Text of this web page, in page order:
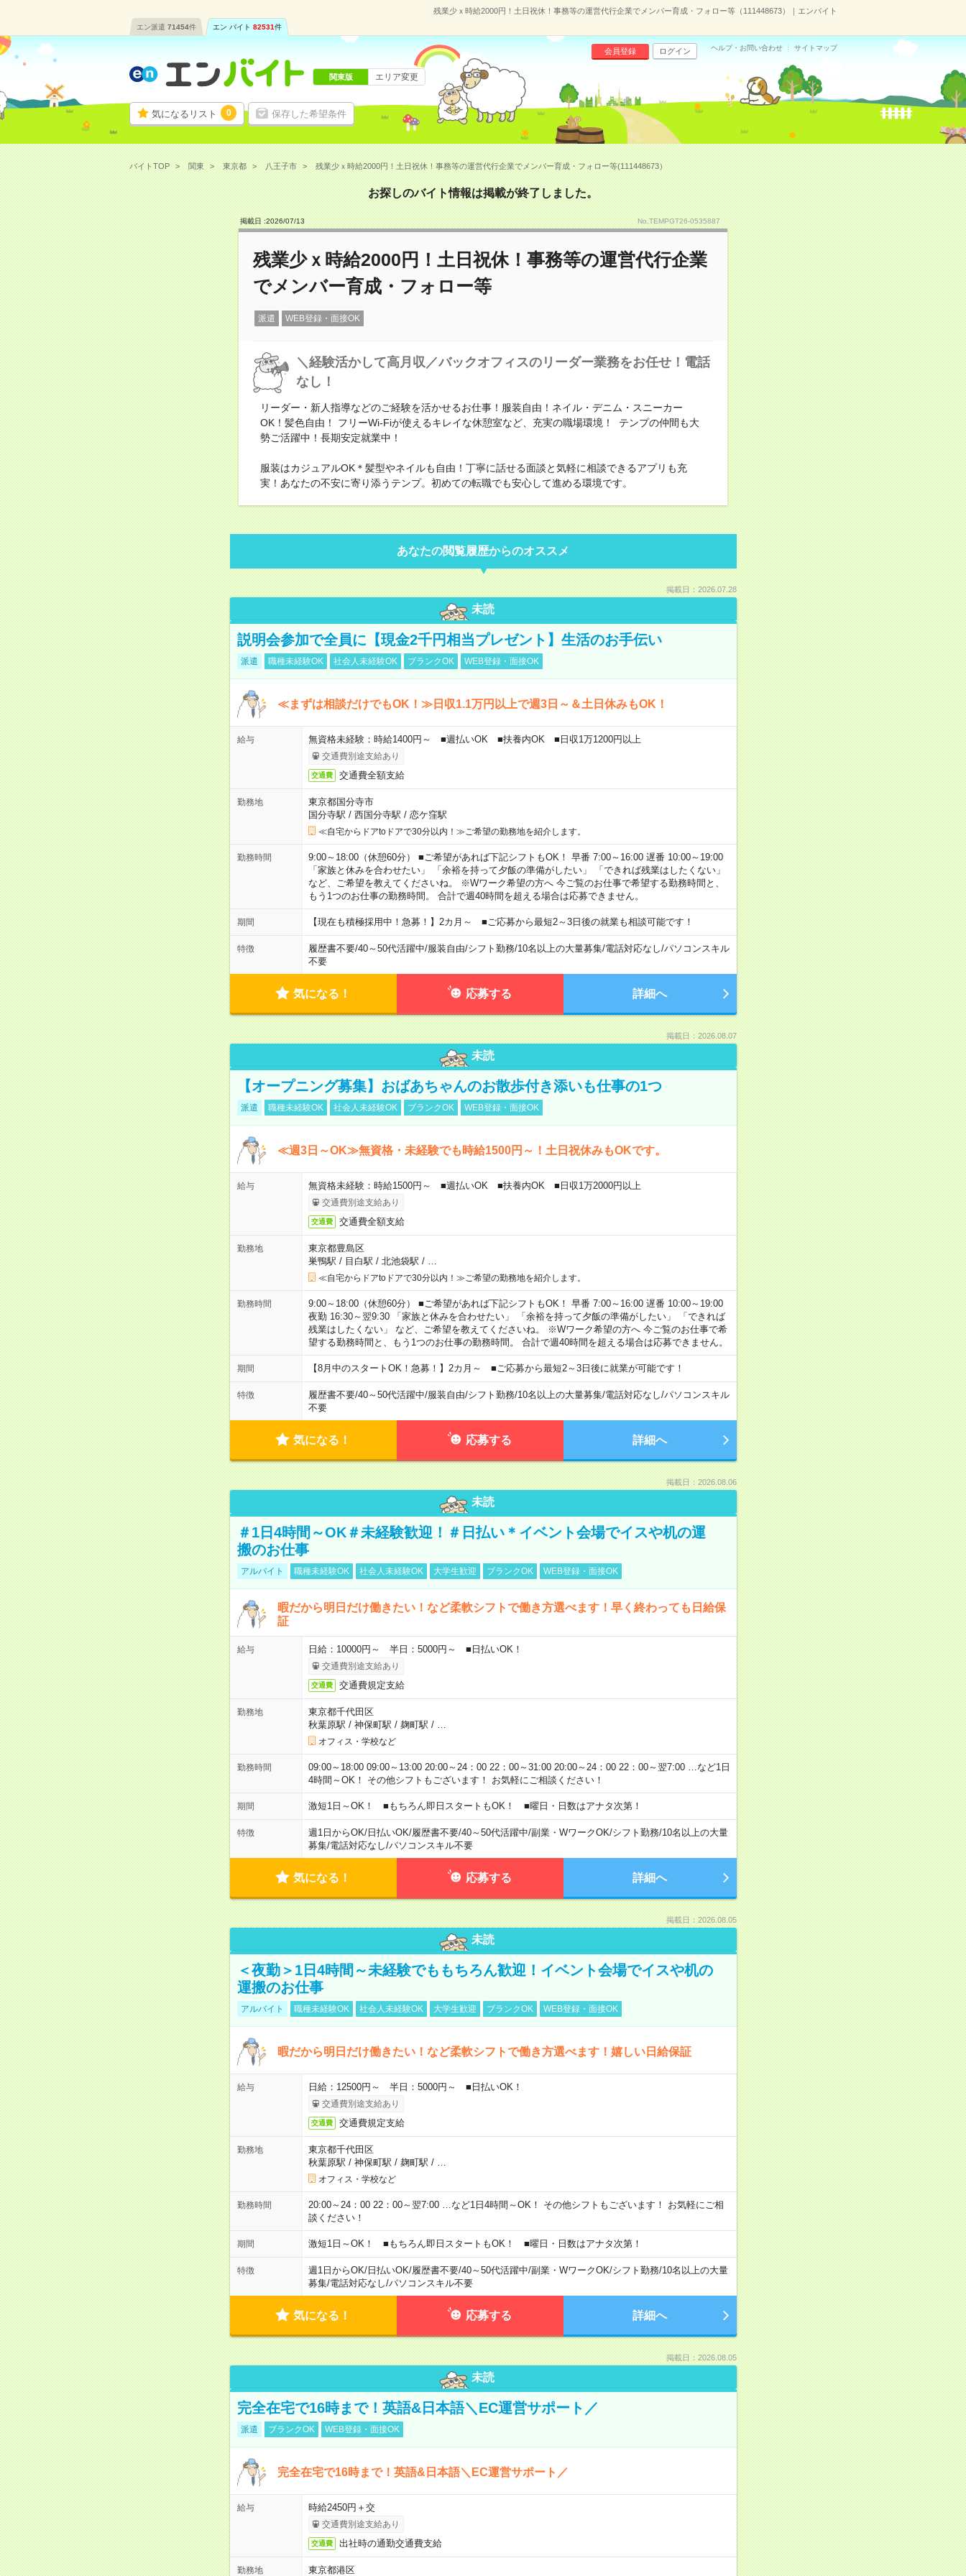
残業少ｘ時給2000円！土日祝休！事務等の運営代行企業でメンバー育成・フォロー等（111448673）｜エンバイト
エン派遣 71454件 エン バイト 82531件
気になるリスト 0 保存した希望条件
会員登録 ログイン ヘルプ・お問い合わせ サイトマップ
関東版 エリア変更
バイトTOP 関東 東京都 八王子市 残業少ｘ時給2000円！土日祝休！事務等の運営代行企業でメンバー育成・フォロー等(111448673）
お探しのバイト情報は掲載が終了しました。
掲載日 :2026/07/13 No.TEMPGT26-0535887
残業少ｘ時給2000円！土日祝休！事務等の運営代行企業
でメンバー育成・フォロー等
派遣 WEB登録・面接OK
＼経験活かして高月収／バックオフィスのリーダー業務をお任せ！電話
なし！
リーダー・新人指導などのご経験を活かせるお仕事！服装自由！ネイル・デニム・スニーカー
OK！髪色自由！ フリーWi-Fiが使えるキレイな休憩室など、充実の職場環境！ テンプの仲間も大
勢ご活躍中！長期安定就業中！
服装はカジュアルOK＊髪型やネイルも自由！丁寧に話せる面談と気軽に相談できるアプリも充
実！あなたの不安に寄り添うテンプ。初めての転職でも安心して進める環境です。
あなたの閲覧履歴からのオススメ
掲載日：2026.07.28
未読
説明会参加で全員に【現金2千円相当プレゼント】生活のお手伝い
派遣 職種未経験OK 社会人未経験OK ブランクOK WEB登録・面接OK
≪まずは相談だけでもOK！≫日収1.1万円以上で週3日～＆土日休みもOK！
給与 無資格未経験：時給1400円～ ■週払いOK ■扶養内OK ■日収1万1200円以上
交通費別途支給あり
交通費 交通費全額支給
勤務地
東京都国分寺市
国分寺駅 / 西国分寺駅 / 恋ケ窪駅
≪自宅からドアtoドアで30分以内！≫ご希望の勤務地を紹介します。
勤務時間
9:00～18:00（休憩60分） ■ご希望があれば下記シフトもOK！ 早番 7:00～16:00 遅番 10:00～19:00
「家族と休みを合わせたい」 「余裕を持って夕飯の準備がしたい」 「できれば残業はしたくない」
など、ご希望を教えてくださいね。 ※Wワーク希望の方へ 今ご覧のお仕事で希望する勤務時間と、
もう1つのお仕事の勤務時間。 合計で週40時間を超える場合は応募できません。
期間 【現在も積極採用中！急募！】2カ月～ ■ご応募から最短2～3日後の就業も相談可能です！
特徴 履歴書不要/40～50代活躍中/服装自由/シフト勤務/10名以上の大量募集/電話対応なし/パソコンスキル
不要
気になる！ 応募する 詳細へ
掲載日：2026.08.07
未読
【オープニング募集】おばあちゃんのお散歩付き添いも仕事の1つ
派遣 職種未経験OK 社会人未経験OK ブランクOK WEB登録・面接OK
≪週3日～OK≫無資格・未経験でも時給1500円～！土日祝休みもOKです。
給与 無資格未経験：時給1500円～ ■週払いOK ■扶養内OK ■日収1万2000円以上
交通費別途支給あり
交通費 交通費全額支給
勤務地
東京都豊島区
巣鴨駅 / 目白駅 / 北池袋駅 /
≪自宅からドアtoドアで30分以内！≫ご希望の勤務地を紹介します。
勤務時間
9:00～18:00（休憩60分） ■ご希望があれば下記シフトもOK！ 早番 7:00～16:00 遅番 10:00～19:00
夜勤 16:30～翌9:30 「家族と休みを合わせたい」 「余裕を持って夕飯の準備がしたい」 「できれば
残業はしたくない」 など、ご希望を教えてくださいね。 ※Wワーク希望の方へ 今ご覧のお仕事で希
望する勤務時間と、もう1つのお仕事の勤務時間。 合計で週40時間を超える場合は応募できません。
期間 【8月中のスタートOK！急募！】2カ月～ ■ご応募から最短2～3日後に就業が可能です！
特徴 履歴書不要/40～50代活躍中/服装自由/シフト勤務/10名以上の大量募集/電話対応なし/パソコンスキル
不要
気になる！ 応募する 詳細へ
掲載日：2026.08.06
未読
＃1日4時間～OK＃未経験歓迎！＃日払い＊イベント会場でイスや机の運
搬のお仕事
アルバイト 職種未経験OK 社会人未経験OK 大学生歓迎 ブランクOK WEB登録・面接OK
暇だから明日だけ働きたい！など柔軟シフトで働き方選べます！早く終わっても日給保
証
給与 日給：10000円～ 半日：5000円～ ■日払いOK！
交通費別途支給あり
交通費 交通費規定支給
勤務地
東京都千代田区
秋葉原駅 / 神保町駅 / 麹町駅 /
オフィス・学校など
勤務時間
09:00～18:00 09:00～13:00 20:00～24：00 22：00～31:00 20:00～24：00 22：00～翌7:00 …など1日
4時間～OK！ その他シフトもございます！ お気軽にご相談ください！
期間 激短1日～OK！ ■もちろん即日スタートもOK！ ■曜日・日数はアナタ次第！
特徴 週1日からOK/日払いOK/履歴書不要/40～50代活躍中/副業・WワークOK/シフト勤務/10名以上の大量
募集/電話対応なし/パソコンスキル不要
気になる！ 応募する 詳細へ
掲載日：2026.08.05
未読
＜夜勤＞1日4時間～未経験でももちろん歓迎！イベント会場でイスや机の
運搬のお仕事
アルバイト 職種未経験OK 社会人未経験OK 大学生歓迎 ブランクOK WEB登録・面接OK
暇だから明日だけ働きたい！など柔軟シフトで働き方選べます！嬉しい日給保証
給与 日給：12500円～ 半日：5000円～ ■日払いOK！
交通費別途支給あり
交通費 交通費規定支給
勤務地
東京都千代田区
秋葉原駅 / 神保町駅 / 麹町駅 /
オフィス・学校など
勤務時間
20:00～24：00 22：00～翌7:00 …など1日4時間～OK！ その他シフトもございます！ お気軽にご相
談ください！
期間 激短1日～OK！ ■もちろん即日スタートもOK！ ■曜日・日数はアナタ次第！
特徴 週1日からOK/日払いOK/履歴書不要/40～50代活躍中/副業・WワークOK/シフト勤務/10名以上の大量
募集/電話対応なし/パソコンスキル不要
気になる！ 応募する 詳細へ
掲載日：2026.08.05
未読
完全在宅で16時まで！英語&日本語＼EC運営サポート／
派遣 ブランクOK WEB登録・面接OK
完全在宅で16時まで！英語&日本語＼EC運営サポート／
給与 時給2450円＋交
交通費別途支給あり
交通費 出社時の通勤交通費支給
勤務地 東京都港区